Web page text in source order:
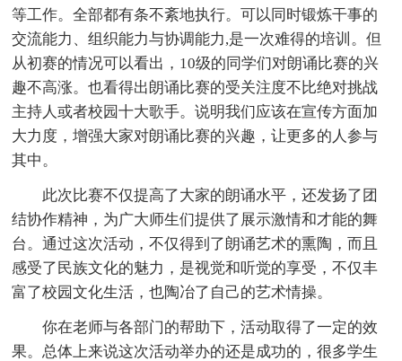
等工作。全部都有条不紊地执行。可以同时锻炼干事的
交流能力、组织能力与协调能力,是一次难得的培训。但
从初赛的情况可以看出，10级的同学们对朗诵比赛的兴
趣不高涨。也看得出朗诵比赛的受关注度不比绝对挑战
主持人或者校园十大歌手。说明我们应该在宣传方面加
大力度，增强大家对朗诵比赛的兴趣，让更多的人参与
其中。
此次比赛不仅提高了大家的朗诵水平，还发扬了团
结协作精神，为广大师生们提供了展示激情和才能的舞
台。通过这次活动，不仅得到了朗诵艺术的熏陶，而且
感受了民族文化的魅力，是视觉和听觉的享受，不仅丰
富了校园文化生活，也陶冶了自己的艺术情操。
你在老师与各部门的帮助下，活动取得了一定的效
果。总体上来说这次活动举办的还是成功的，很多学生